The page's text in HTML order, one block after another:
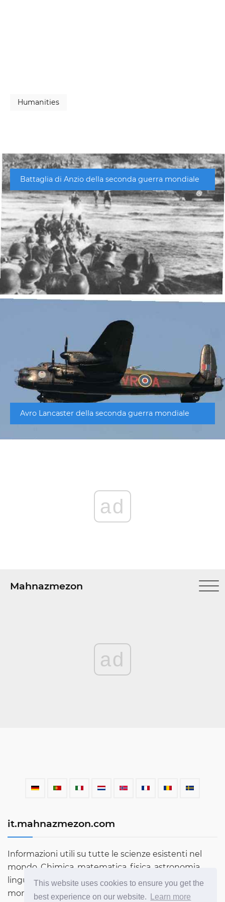
This website uses cookies to ensure you get the
best experience on our website.
Learn more
Humanities
Battaglia di Anzio della seconda guerra mondiale
Avro Lancaster della seconda guerra mondiale
ad
Mahnazmezon
ad
it.mahnazmezon.com
Informazioni utili su tutte le scienze esistenti nel
mondo. Chimica, matematica, fisica, astronomia,
lingue, letteratura e molto altro. Scopri di più sul
mondo attraverso il nostro blog!